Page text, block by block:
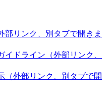
部リンク、別タブで開きま
イドライン （外部リンク、
（外部リンク、別タブで開